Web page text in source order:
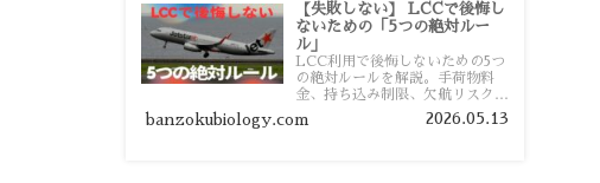
【失敗しない】 LCCで後悔し
ないための「5つの絶対ルー
ル」
LCC利用で後悔しないための5つ
の絶対ルールを解説。手荷物料
金、持ち込み制限、欠航リスク、
時間厳守など、格安航空会社を利
用する前に知っておきたい注意点
banzokubiology.com 2026.05.13